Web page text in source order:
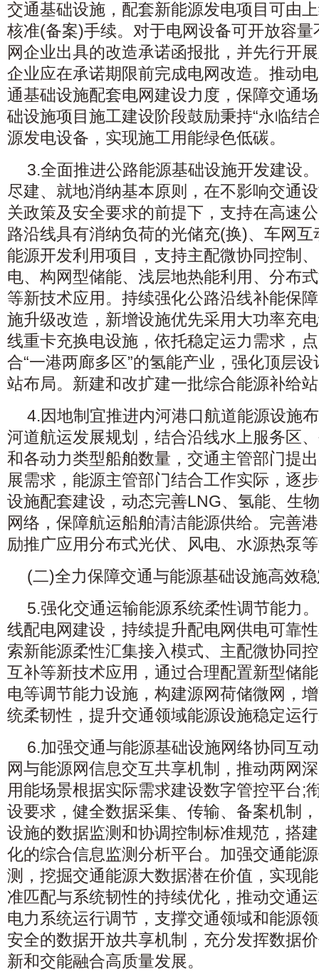
交通基础设施，配套新能源发电项目可由
核准(备案)手续。对于电网设备可开放容
网企业出具的改造承诺函报批，并先行开
企业应在承诺期限前完成电网改造。推动
通基础设施配套电网建设力度，保障交通
础设施项目施工建设阶段鼓励秉持“永临结
源发电设备，实现施工用能绿色低碳。
3.全面推进公路能源基础设施开发建设
尽建、就地消纳基本原则，在不影响交通
关政策及安全要求的前提下，支持在高速
路沿线具有消纳负荷的光储充(换)、车网
能源开发利用项目，支持主配微协同控制
电、构网型储能、浅层地热能利用、分布
等新技术应用。持续强化公路沿线补能保
施升级改造，新增设施优先采用大功率充
线重卡充换电设施，依托稳定运力需求，
合“一港两廊多区”的氢能产业，强化顶层
站布局。新建和改扩建一批综合能源补给
4.因地制宜推进内河港口航道能源设施
河道航运发展规划，结合沿线水上服务区
和各动力类型船舶数量，交通主管部门提
展需求，能源主管部门结合工作实际，逐
设施配套建设，动态完善LNG、氢能、生
网络，保障航运船舶清洁能源供给。完善
励推广应用分布式光伏、风电、水源热泵
(二)全力保障交通与能源基础设施高效
5.强化交通运输能源系统柔性调节能力
线配电网建设，持续提升配电网供电可靠
索新能源柔性汇集接入模式、主配微协同
互补等新技术应用，通过合理配置新型储
电等调节能力设施，构建源网荷储微网，
统柔韧性，提升交通领域能源设施稳定运
6.加强交通与能源基础设施网络协同互
网与能源网信息交互共享机制，推动两网
用能场景根据实际需求建设数字管控平台;
设要求，健全数据采集、传输、备案机制
设施的数据监测和协调控制标准规范，搭
化的综合信息监测分析平台。加强交通能
测，挖掘交通能源大数据潜在价值，实现
准匹配与系统韧性的持续优化，推动交通
电力系统运行调节，支撑交通领域和能源
安全的数据开放共享机制，充分发挥数据
新和交能融合高质量发展。